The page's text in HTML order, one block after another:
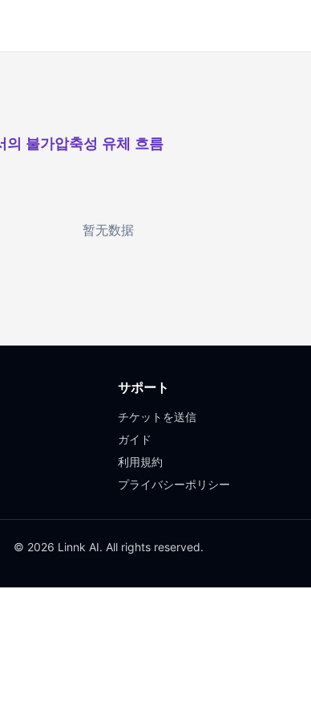
의 불가압축성 유체 흐름
暂无数据
サポート
チケットを送信
ガイド
利用規約
プライバシーポリシー
© 2026 Linnk AI. All rights reserved.